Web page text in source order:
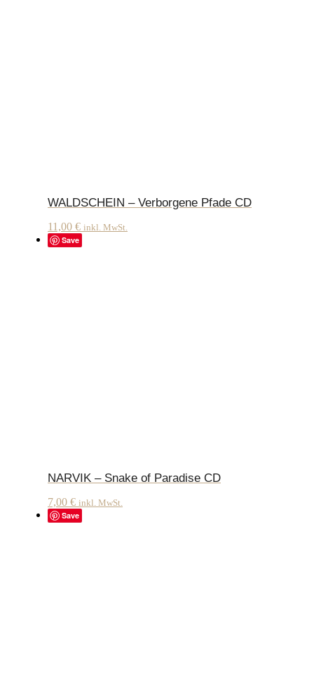
WALDSCHEIN – Verborgene Pfade CD
11,00 € inkl. MwSt.
Save
NARVIK – Snake of Paradise CD
7,00 € inkl. MwSt.
Save